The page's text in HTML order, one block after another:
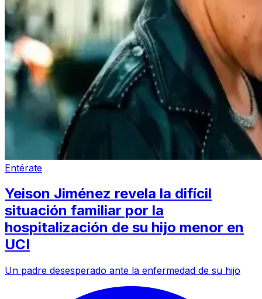
Entérate
Yeison Jiménez revela la difícil
situación familiar por la
hospitalización de su hijo menor en
UCI
Un padre desesperado ante la enfermedad de su hijo